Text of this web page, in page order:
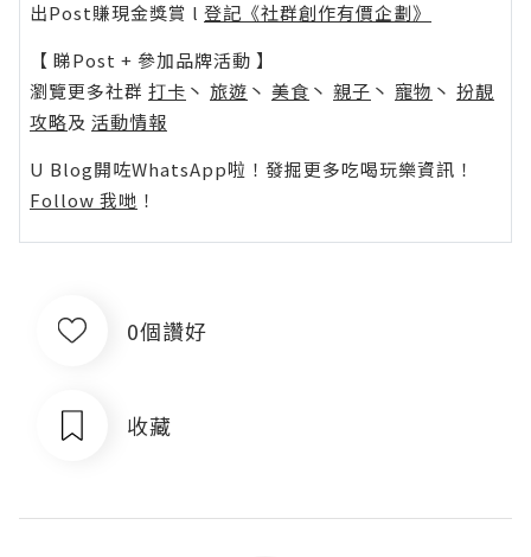
出Post賺現金獎賞 l 登記《社群創作有價企劃》
【 睇Post + 參加品牌活動 】
瀏覽更多社群 打卡 丶 旅遊 丶 美食 丶 親子 丶 寵物 丶 扮靚
攻略及 活動情報
U Blog開咗WhatsApp啦！發掘更多吃喝玩樂資訊！
Follow 我哋 ！
0個讚好
收藏